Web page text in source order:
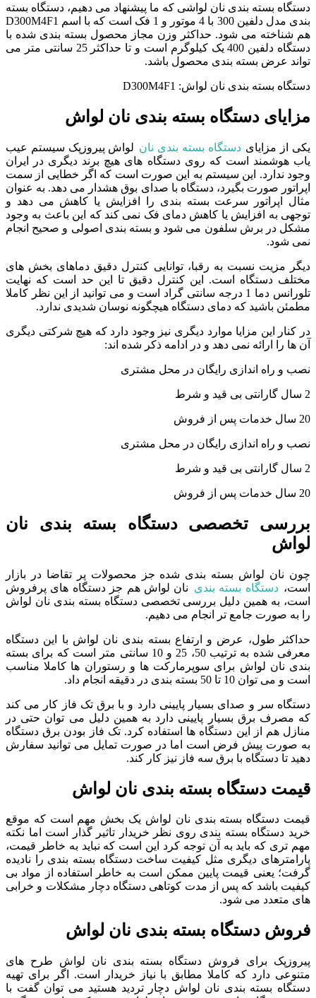
دستگاه بسته بندی نان لواشی که ما پیشنهاد می دهیم، دستگاه بسته
بندی مدل دلفین 300 با 4 موتور و 1 فک است که با اسم D300M4F1
هم شناخته می شود. حداکثر وزن مجاز محصول بسته بندی شده با
دستگاه دلفین 400 یک کیلوگرم است و تا حداکثر 25 سانتی متر می
تواند عرض بسته بندی محصول باشد.
دستگاه بسته بندی نان لواش: D300M4F1
مزایای دستگاه بسته بندی نان لواش
یکی از مزایای دستگاه بسته بندی نان لواش پیروزپک سیستم عیب
یاب هوشمند است که روی دستگاه های هیچ برند دیگری در ایران
وجود ندارد. این سیستم به این صورت است که اگر خطایی از سمت
اپراتور صورت بگیرد، دستگاه با صدای بوق هشدار می دهد. به عنوان
مثال اپراتور سرعت بسته بندی را افزایش یا کاهش می دهد و
توجهی به افزایش یا کاهش دمای فک نمی کند که این باعث به وجود
مشکل در برش سلفون می شود و بسته بندی اصولی و صحیح انجام
نمی شود.
دیگر مزیت نسبت به رقبا، توانایی کنترل دقیق دماهای بخش های
مختلف دستگاه است. این کنترل دقیق تا این حد است که نهایت
تلورانس دما 1 درجه سانتی گراد است و می توانید از این نظر کاملا
مطمئن باشید که دمای دستگاه هیچگونه نوسان شدیدی ندارد.
در کنار این مزایا موارد دیگری نیز وجود دارد که هیچ شرکتی دیگری
آن ها را ارائه نمی دهد و در ادامه ذکر شده اند:
نصب و راه اندازی رایگان در محل مشتری
2 سال گارانتی بی قید و شرط
20 سال خدمات پس از فروش
نصب و راه اندازی رایگان در محل مشتری
2 سال گارانتی بی قید و شرط
20 سال خدمات پس از فروش
بررسی تخصصی دستگاه بسته بندی نان
لواش
چون نان لواش بسته بندی شده جز محصولات پر تقاضا در بازار
است، دستگاه بسته بندی نان لواش هم جز دستگاه های پرفروش
است، به همین دلیل بررسی تخصصی دستگاه بسته بندی نان لواش
را به صورت جامع تر انجام می دهیم.
حداکثر طول، عرض و ارتفاع بسته بندی نان لواش با این دستگاه
معرفی شده به ترتیب 50، 25 و 10 سانتی متر است که برای بسته
بندی نان لواش برای سوپرمارکت ها و رستوران ها کاملا مناسب
است و می توان 10 تا 50 بسته بندی در دقیقه انجام داد.
دستگاه سر و صدای بسیار پایینی دارد و با برق تک فاز کار می کند
که مصرف برق بسیار پایینی دارد به همین دلیل می توان حتی در
منازل هم از این دستگاه ها استفاده کرد. تک فاز بودن برق دستگاه
به صورت پیش فرض است اما در صورت تمایل می توانید سفارش
دهید تا دستگاه با برق سه فاز نیز کار کند.
قیمت دستگاه بسته بندی نان لواش
قیمت دستگاه بسته بندی نان لواش یک بخش مهم است که موقع
خرید دستگاه بسته بندی روی نظر خریدار تاثیر گذار است اما نکته
مهم تری که باید به آن توجه کرد این است که نباید به خاطر قیمت،
پارامترهای دیگری مثل کیفیت ساخت دستگاه بسته بندی را نادیده
گرفت؛ یعنی قیمت پایین ممکن است به خاطر استفاده از مواد بی
کیفیت باشد که پس از مدت کوتاهی دستگاه دچار مشکلات و خرابی
های متعدد می شود.
فروش دستگاه بسته بندی نان لواش
پیروزپک برای فروش دستگاه بسته بندی نان لواش طرح های
متنوعی دارد که کاملا مطابق با نیاز خریدار است. اگر برای تهیه
دستگاه بسته بندی نان لواش دچار تردید هستید می توان گفت با